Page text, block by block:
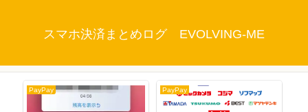
スマホ決済まとめログ EVOLVING-ME
PayPay PayPay